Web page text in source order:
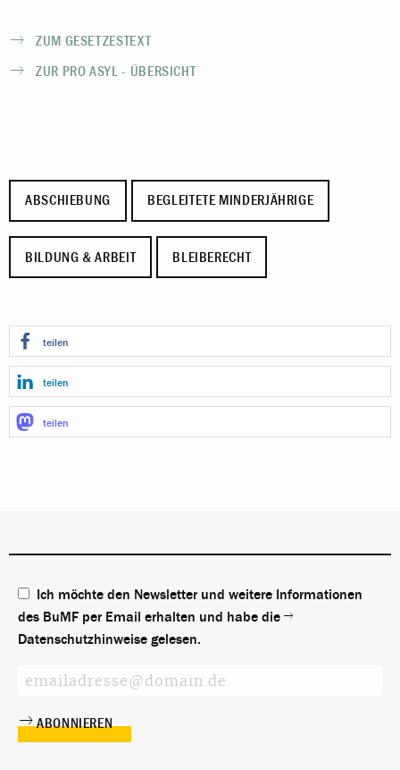
ZUM GESETZESTEXT
ZUR PRO ASYL - ÜBERSICHT
ABSCHIEBUNG BEGLEITETE MINDERJÄHRIGE
BILDUNG & ARBEIT BLEIBERECHT
teilen
teilen
teilen
Ich möchte den Newsletter und weitere Informationen
des BuMF per Email erhalten und habe die
Datenschutzhinweise gelesen.